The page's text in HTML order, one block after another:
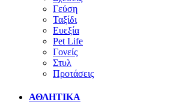
Γεύση
Ταξίδι
Ευεξία
Pet Life
Γονείς
Στυλ
Προτάσεις
ΑΘΛΗΤΙΚΑ